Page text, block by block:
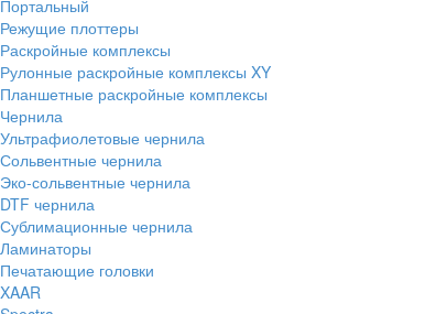
Портальный
Режущие плоттеры
Раскройные комплексы
Рулонные раскройные комплексы XY
Планшетные раскройные комплексы
Чернила
Ультрафиолетовые чернила
Сольвентные чернила
Эко-сольвентные чернила
DTF чернила
Сублимационные чернила
Ламинаторы
Печатающие головки
XAAR